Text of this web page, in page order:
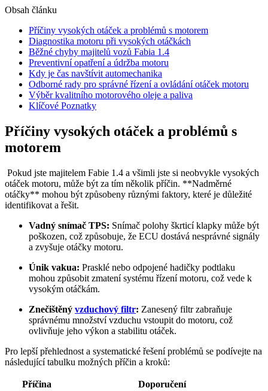
Obsah článku
Příčiny vysokých otáček ⁣a problémů ⁤s motorem
Diagnostika motoru při vysokých otáčkách
Běžné chyby majitelů vozů Fabia 1.4
Preventivní ​opatření‍ a údržba⁣ motoru
Kdy je čas⁤ navštívit automechanika
Odborné rady​ pro správné řízení a ovládání ​otáček motoru
Výběr kvalitního motorového oleje a paliva
Klíčové⁤ Poznatky
Příčiny vysokých otáček ⁣a problémů ⁤s
motorem
‌ Pokud‍ jste majitelem Fabie 1.4 a všimli jste si neobvykle‌ vysokých
‍otáček motoru, ‍může být za tím několik příčin. **Nadměrné
otáčky** mohou být ​způsobeny ⁢různými ‌faktory, ⁤které je důležité
identifikovat a řešit.
Vadný snímač TPS: Snímač polohy škrticí⁤ klapky může být
poškozen, což způsobuje, ⁤že ECU dostává nesprávné signály
a zvyšuje otáčky motoru.
Únik vakua: Prasklé nebo⁣ odpojené hadičky podtlaku
mohou způsobit zmatení systému řízení motoru, což ⁤vede k
vysokým otáčkám.
Znečištěný vzduchový filtr: Zanesený filtr zabraňuje
správnému ⁢množství vzduchu vstoupit do motoru, což
ovlivňuje jeho výkon a stabilitu otáček.
Pro lepší přehlednost a systematické řešení⁤ problémů‍ se podívejte ⁤na
následující tabulku možných ‍příčin a kroků:
Příčina
Doporučení